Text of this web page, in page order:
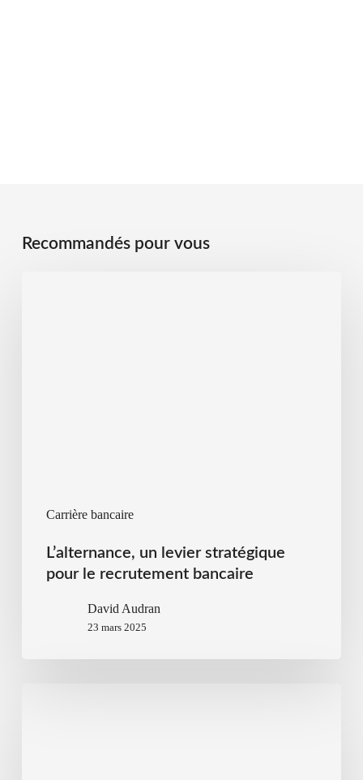
Recommandés pour vous
Carrière bancaire
L’alternance, un levier stratégique
pour le recrutement bancaire
David Audran
23 mars 2025